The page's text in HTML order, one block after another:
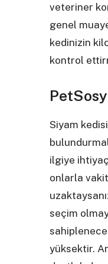
veteriner
genel
kedinizin
kontrol
Siyam
ilgiye ihtiyaç
onlarla
seçim
yüksektir.